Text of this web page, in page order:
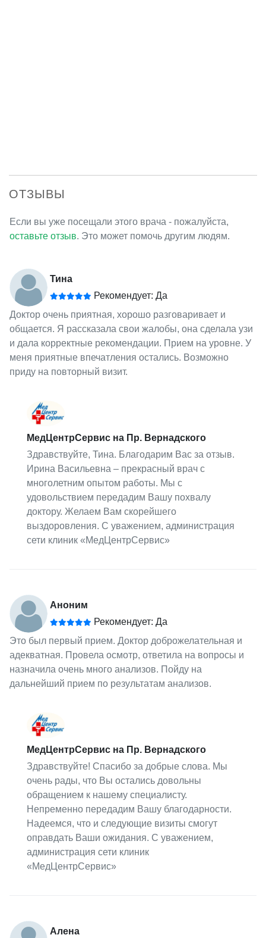
ОТЗЫВЫ
Если вы уже посещали этого врача - пожалуйста,
оставьте отзыв. Это может помочь другим людям.
Тина
Рекомендует: Да
Доктор очень приятная, хорошо разговаривает и
общается. Я рассказала свои жалобы, она сделала узи
и дала корректные рекомендации. Прием на уровне. У
меня приятные впечатления остались. Возможно
приду на повторный визит.
МедЦентрСервис на Пр. Вернадского
Здравствуйте, Тина. Благодарим Вас за отзыв.
Ирина Васильевна – прекрасный врач с
многолетним опытом работы. Мы с
удовольствием передадим Вашу похвалу
доктору. Желаем Вам скорейшего
выздоровления. С уважением, администрация
сети клиник «МедЦентрСервис»
Аноним
Рекомендует: Да
Это был первый прием. Доктор доброжелательная и
адекватная. Провела осмотр, ответила на вопросы и
назначила очень много анализов. Пойду на
дальнейший прием по результатам анализов.
МедЦентрСервис на Пр. Вернадского
Здравствуйте! Спасибо за добрые слова. Мы
очень рады, что Вы остались довольны
обращением к нашему специалисту.
Непременно передадим Вашу благодарности.
Надеемся, что и следующие визиты смогут
оправдать Ваши ожидания. С уважением,
администрация сети клиник
«МедЦентрСервис»
Алена